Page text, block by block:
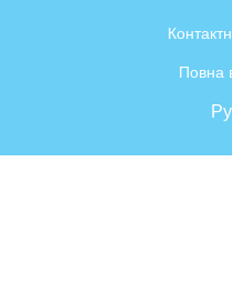
Повна